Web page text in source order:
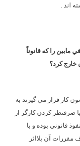
اند .
مابين را كه قانوناً
كرد؟
كار قرار مي گيرند به
صرفنظر كردن كارگر از
قانوني بوده و با
مقررات آن بلااثر